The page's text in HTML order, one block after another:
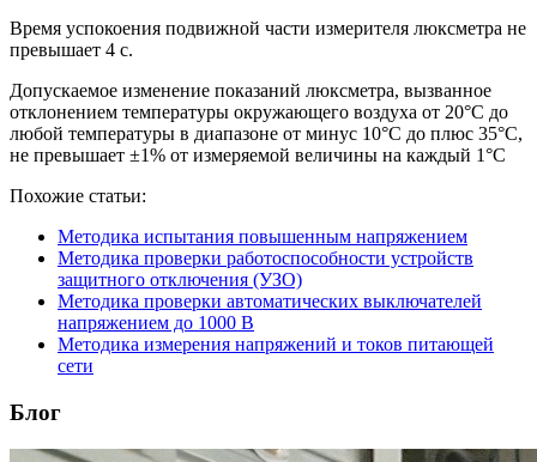
Время успокоения подвижной части измерителя люксметра не
превышает 4 с.
Допускаемое изменение показаний люксметра, вызванное
отклонением температуры окружающего воздуха от 20°С до
любой температуры в диапазоне от минус 10°С до плюс 35°С,
не превышает ±1% от измеряемой величины на каждый 1°С
Похожие статьи:
Методика испытания повышенным напряжением
Методика проверки работоспособности устройств
защитного отключения (УЗО)
Методика проверки автоматических выключателей
напряжением до 1000 В
Методика измерения напряжений и токов питающей
сети
Блог